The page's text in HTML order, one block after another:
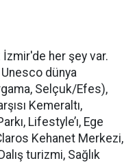
her şey var.
dünya
Selçuk/Efes),
Kemeraltı,
Lifestyle’ı, Ege
Kehanet Merkezi,
turizmi, Sağlık